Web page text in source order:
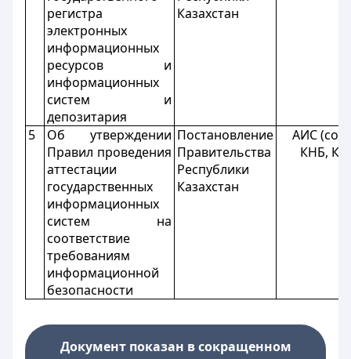
регистра
электронных
информационных
ресурсов и
информационных
систем и
депозитария
Казахстан
5
Об утверждении
Правил проведения
аттестации
государственных
информационных
систем на
соответствие
требованиям
информационной
безопасности
Постановление
Правительства
Республики
Казахстан
АИС
КНБ,
Документ показан в сокращенном